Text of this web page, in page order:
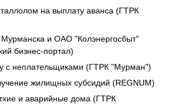
на выплату аванса (ГТРК
Мурманска и ОАО "Колэнергосбыт"
бизнес-портал)
с неплательщиками (ГТРК "Мурман")
жилищных субсидий (REGNUM)
и аварийные дома (ГТРК